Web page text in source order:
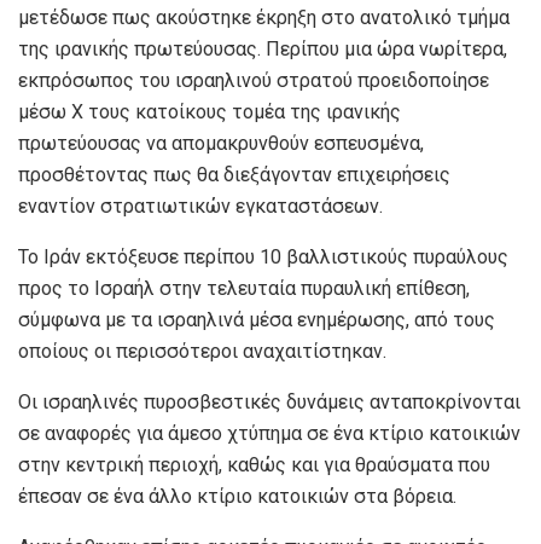
μετέδωσε πως ακούστηκε έκρηξη στο ανατολικό τμήμα
της ιρανικής πρωτεύουσας. Περίπου μια ώρα νωρίτερα,
εκπρόσωπος του ισραηλινού στρατού προειδοποίησε
μέσω X τους κατοίκους τομέα της ιρανικής
πρωτεύουσας να απομακρυνθούν εσπευσμένα,
προσθέτοντας πως θα διεξάγονταν επιχειρήσεις
εναντίον στρατιωτικών εγκαταστάσεων.
Το Ιράν εκτόξευσε περίπου 10 βαλλιστικούς πυραύλους
προς το Ισραήλ στην τελευταία πυραυλική επίθεση,
σύμφωνα με τα ισραηλινά μέσα ενημέρωσης, από τους
οποίους οι περισσότεροι αναχαιτίστηκαν.
Οι ισραηλινές πυροσβεστικές δυνάμεις ανταποκρίνονται
σε αναφορές για άμεσο χτύπημα σε ένα κτίριο κατοικιών
στην κεντρική περιοχή, καθώς και για θραύσματα που
έπεσαν σε ένα άλλο κτίριο κατοικιών στα βόρεια.